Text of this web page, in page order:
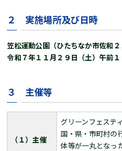
２ 実施場所及び日時
笠松運動公園（ひたちなか市佐和２
令和７年１１月２９日（土）午前
３ 主催等
（１）主催
グリーンフェステ
国・県・市町村の
体等が一丸となっ